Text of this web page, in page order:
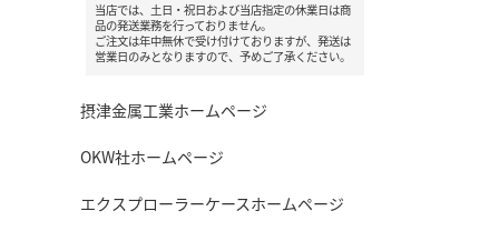
当店では、土日・祝日および当店指定の休業日は商
品の発送業務を行っておりません。
ご注文は年中無休で受け付けておりますが、発送は
営業日のみとなりますので、予めご了承ください。
摂津金属工業ホームページ
OKW社ホームページ
エクスプローラーケースホームページ